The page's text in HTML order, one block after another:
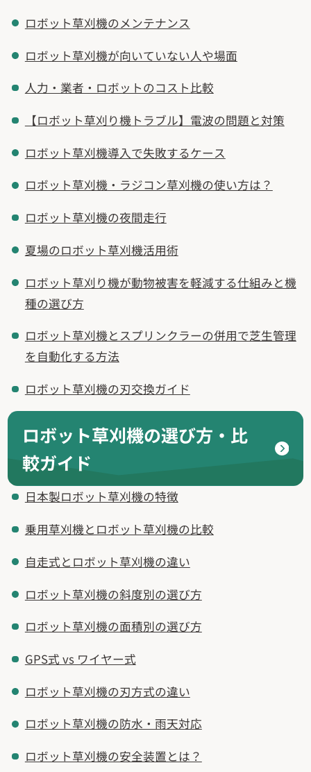
ロボット草刈機のメンテナンス
ロボット草刈機が向いていない人や場面
人力・業者・ロボットのコスト比較
【ロボット草刈り機トラブル】電波の問題と対策
ロボット草刈機導入で失敗するケース
ロボット草刈機・ラジコン草刈機の使い方は？
ロボット草刈機の夜間走行
夏場のロボット草刈機活用術
ロボット草刈り機が動物被害を軽減する仕組みと機
種の選び方
ロボット草刈機とスプリンクラーの併用で芝生管理
を自動化する方法
ロボット草刈機の刃交換ガイド
ロボット草刈機の選び方・比
較ガイド
日本製ロボット草刈機の特徴
乗用草刈機とロボット草刈機の比較
自走式とロボット草刈機の違い
ロボット草刈機の斜度別の選び方
ロボット草刈機の面積別の選び方
GPS式 vs ワイヤー式
ロボット草刈機の刃方式の違い
ロボット草刈機の防水・雨天対応
ロボット草刈機の安全装置とは？